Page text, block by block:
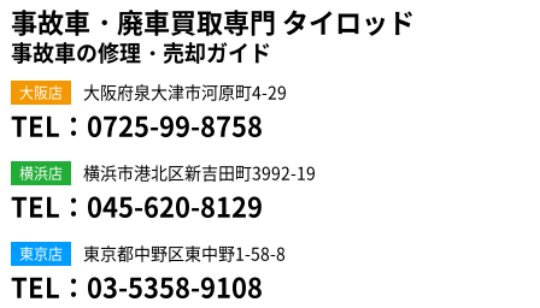
事故車・廃車買取専門 タイロッド
事故車の修理・売却ガイド
大阪店 大阪府泉大津市河原町4-29
TEL： 0725-99-8758
横浜店 横浜市港北区新吉田町3992-19
TEL： 045-620-8129
東京店 東京都中野区東中野1-58-8
TEL： 03-5358-9108